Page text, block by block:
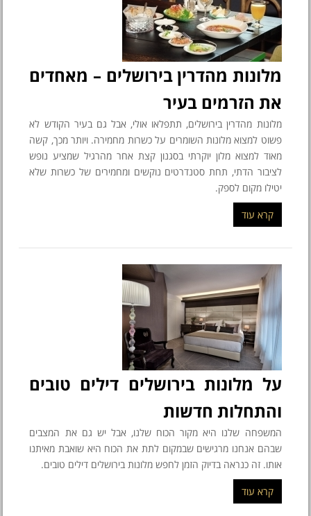
מלונות מהדרין בירושלים – מאחדים
את הזרמים בעיר
מלונות מהדרין בירושלים, תתפלאו אולי, אבל גם בעיר הקודש לא
פשוט למצוא מלונות השומרים על כשרות מחמירה. ויותר מכך, קשה
מאוד למצוא מלון יוקרתי בסגנון קצת אחר מהרגיל שמציע נופש
לציבור הדתי, תחת סטנדרטים נוקשים ומחמירים של כשרות שלא
יטילו מקום לספק.
קרא עוד
על מלונות בירושלים דילים טובים
והתחלות חדשות
המשפחה שלנו היא מקור הכוח שלנו, אבל יש גם את המצבים
שבהם אנחנו מרגישים שבמקום לתת את הכוח היא שואבת מאיתנו
אותו. זה כנראה בדיוק הזמן לחפש מלונות בירושלים דילים טובים.
קרא עוד